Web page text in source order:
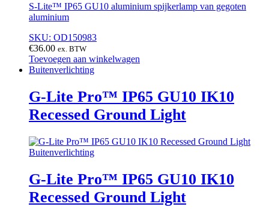
S-Lite™ IP65 GU10 aluminium spijkerlamp van gegoten
aluminium
SKU: OD150983
€36.00 ex. BTW
Toevoegen aan winkelwagen
Buitenverlichting
G-Lite Pro™ IP65 GU10 IK10
Recessed Ground Light
Buitenverlichting
G-Lite Pro™ IP65 GU10 IK10
Recessed Ground Light